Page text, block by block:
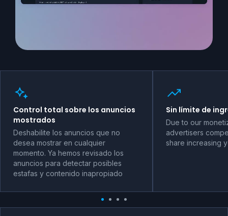
Control total sobre los anuncios
mostrados
Deshabilite los anuncios que no
desea mostrar en cualquier
momento. Ya hemos revisado los
anuncios para detectar posibles
estafas y contenido inapropiado
Sin límite de
Due to our
advertisers
share increasing